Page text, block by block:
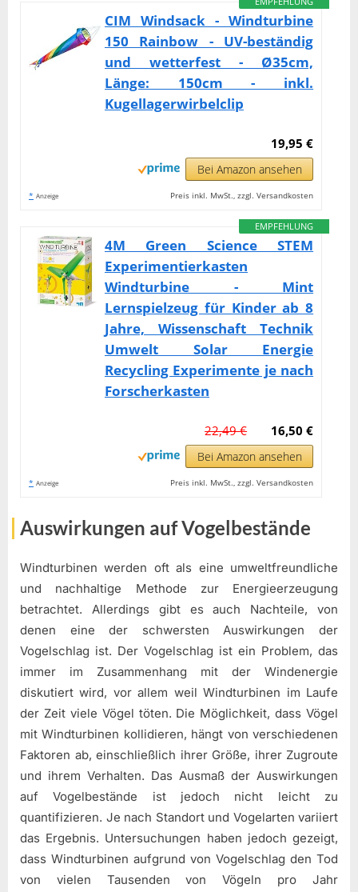
CIM Windsack - Windturbine
150 Rainbow - UV-beständig
und wetterfest - Ø35cm,
Länge: 150cm - inkl.
Kugellagerwirbelclip
19,95 €
Bei Amazon ansehen
* Anzeige Preis inkl. MwSt., zzgl. Versandkosten
EMPFEHLUNG
4M Green Science STEM
Experimentierkasten
Windturbine - Mint
Lernspielzeug für Kinder ab 8
Jahre, Wissenschaft Technik
Umwelt Solar Energie
Recycling Experimente je nach
Forscherkasten
16,50 €
22,49 €
Bei Amazon ansehen
* Anzeige Preis inkl. MwSt., zzgl. Versandkosten
Auswirkungen auf Vogelbestände
Windturbinen werden oft als eine umweltfreundliche
und nachhaltige Methode zur Energieerzeugung
betrachtet. Allerdings gibt es auch Nachteile, von
denen eine der schwersten Auswirkungen der
Vogelschlag ist. Der Vogelschlag ist ein Problem, das
immer im Zusammenhang mit der Windenergie
diskutiert wird, vor allem weil Windturbinen im Laufe
der Zeit viele Vögel töten. Die Möglichkeit, dass Vögel
mit Windturbinen kollidieren, hängt von verschiedenen
Faktoren ab, einschließlich ihrer Größe, ihrer Zugroute
und ihrem Verhalten. Das Ausmaß der Auswirkungen
auf Vogelbestände ist jedoch nicht leicht zu
quantifizieren. Je nach Standort und Vogelarten variiert
das Ergebnis. Untersuchungen haben jedoch gezeigt,
dass Windturbinen aufgrund von Vogelschlag den Tod
von vielen Tausenden von Vögeln pro Jahr